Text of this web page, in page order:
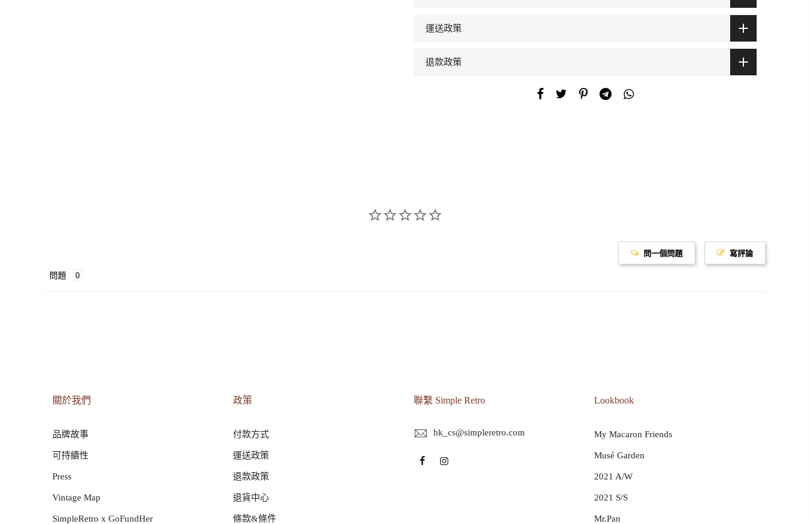
運送政策
退款政策
寫評論
問一個問題
問題
關於我們
品牌故事
可持續性
Press
Vintage Map
SimpleRetro x GoFundHer
政策
付款方式
運送政策
退款政策
退貨中心
條款&條件
聯繫 Simple Retro
hk_cs@simpleretro.com
Lookbook
My Macaron Friends
Musé Garden
2021 A/W
2021 S/S
Mr.Pan